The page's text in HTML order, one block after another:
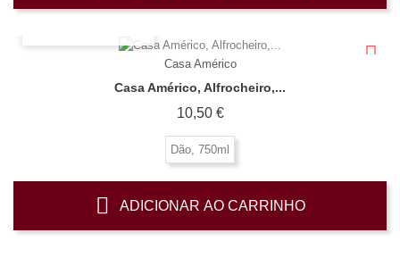
Casa Américo
Casa Américo, Alfrocheiro,...
10,50 €Preço
Dão, 750ml
ADICIONAR AO CARRINHO